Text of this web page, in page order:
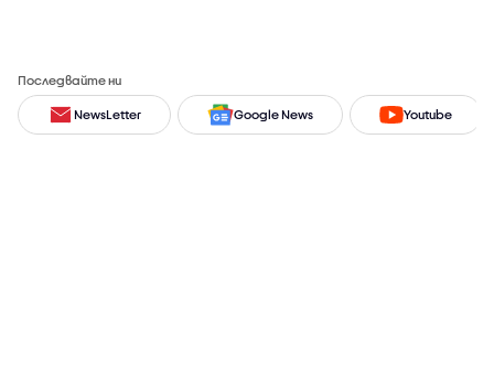
Последвайте ни
NewsLetter Google News Youtube